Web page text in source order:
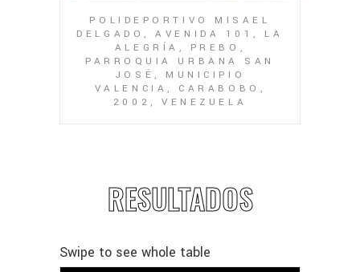
POLIDEPORTIVO MISAEL
DELGADO, AVENIDA 101, LA
ALEGRÍA, PREBO,
PARROQUIA URBANA SAN
JOSÉ, MUNICIPIO
VALENCIA, CARABOBO,
2002, VENEZUELA
RESULTADOS